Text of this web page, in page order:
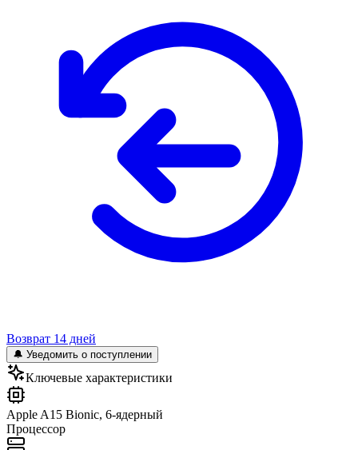
Возврат 14 дней
🔔 Уведомить о поступлении
Ключевые характеристики
Apple A15 Bionic, 6-ядерный
Процессор